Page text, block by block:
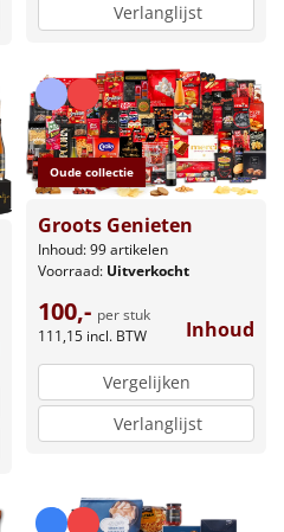
Verlanglijst
Oude collectie
Groots Genieten
Inhoud: 99 artikelen
Voorraad: Uitverkocht
100,- per stuk
111,15 incl. BTW Inhoud
Vergelijken
Verlanglijst